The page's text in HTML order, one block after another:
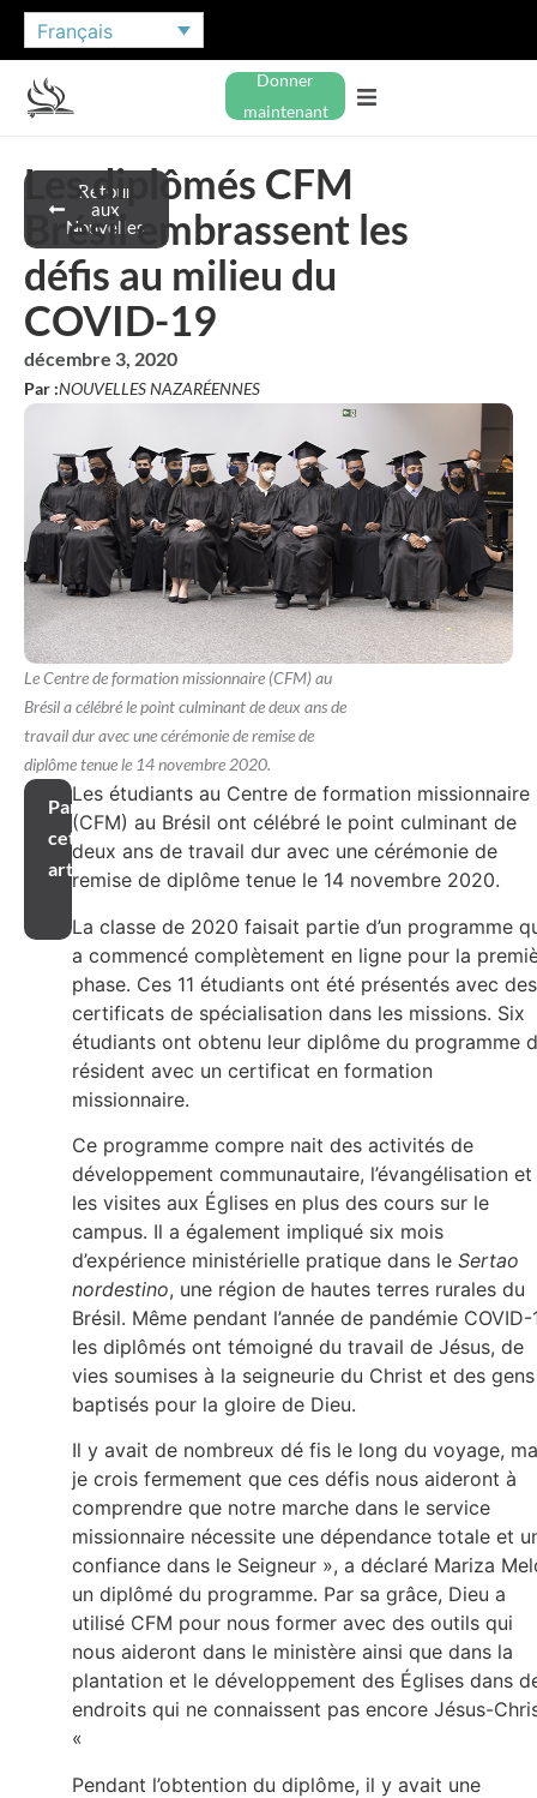
Français
Donner
maintenant
Retour
aux
Nouvelles
Les diplômés CFM
Brésil embrassent les
défis au milieu du
COVID-19
décembre 3, 2020
Par :NOUVELLES NAZARÉENNES
Le Centre de formation missionnaire (CFM) au
Brésil a célébré le point culminant de deux ans de
travail dur avec une cérémonie de remise de
diplôme tenue le 14 novembre 2020.
Partager
cet
article
Les étudiants au Centre de formation missionnaire
(CFM) au Brésil ont célébré le point culminant de
deux ans de travail dur avec une cérémonie de
remise de diplôme tenue le 14 novembre 2020.
La classe de 2020 faisait partie d’un programme
a commencé complètement en ligne pour la
phase. Ces 11 étudiants ont été présentés avec des
certificats de spécialisation dans les missions. Six
étudiants ont obtenu leur diplôme du programme
résident avec un certificat en formation
missionnaire.
Ce programme compre nait des activités de
développement communautaire, l’évangélisation et
les visites aux Églises en plus des cours sur le
campus. Il a également impliqué six mois
d’expérience ministérielle pratique dans le Sertao
nordestino, une région de hautes terres rurales du
Brésil. Même pendant l’année de pandémie COVID-
les diplômés ont témoigné du travail de Jésus, de
vies soumises à la seigneurie du Christ et des gens
baptisés pour la gloire de Dieu.
Il y avait de nombreux dé fis le long du voyage,
je crois fermement que ces défis nous aideront à
comprendre que notre marche dans le service
missionnaire nécessite une dépendance totale et
confiance dans le Seigneur », a déclaré Mariza
un diplômé du programme. Par sa grâce, Dieu a
utilisé CFM pour nous former avec des outils qui
nous aideront dans le ministère ainsi que dans la
plantation et le développement des Églises dans
endroits qui ne connaissent pas encore Jésus-
«
Pendant l’obtention du diplôme, il y avait une